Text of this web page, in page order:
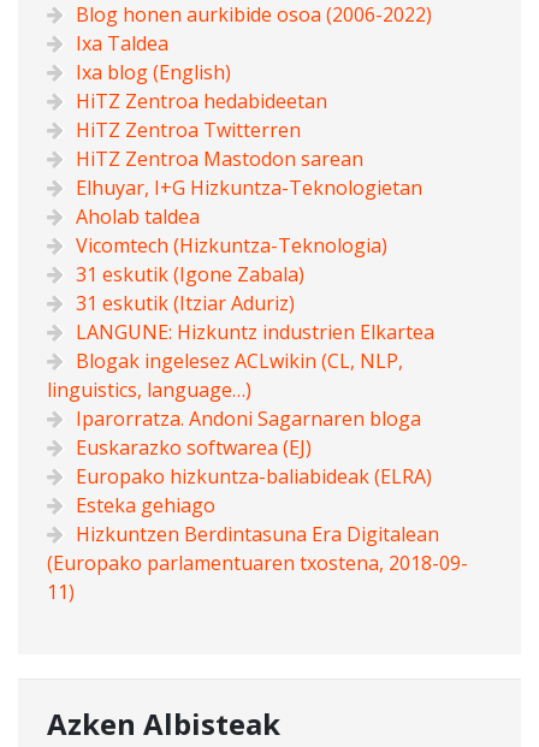
Blog honen aurkibide osoa (2006-2022)
Ixa Taldea
Ixa blog (English)
HiTZ Zentroa hedabideetan
HiTZ Zentroa Twitterren
HiTZ Zentroa Mastodon sarean
Elhuyar, I+G Hizkuntza-Teknologietan
Aholab taldea
Vicomtech (Hizkuntza-Teknologia)
31 eskutik (Igone Zabala)
31 eskutik (Itziar Aduriz)
LANGUNE: Hizkuntz industrien Elkartea
Blogak ingelesez ACLwikin (CL, NLP,
linguistics, language…)
Iparorratza. Andoni Sagarnaren bloga
Euskarazko softwarea (EJ)
Europako hizkuntza-baliabideak (ELRA)
Esteka gehiago
Hizkuntzen Berdintasuna Era Digitalean
(Europako parlamentuaren txostena, 2018-09-
11)
Azken Albisteak